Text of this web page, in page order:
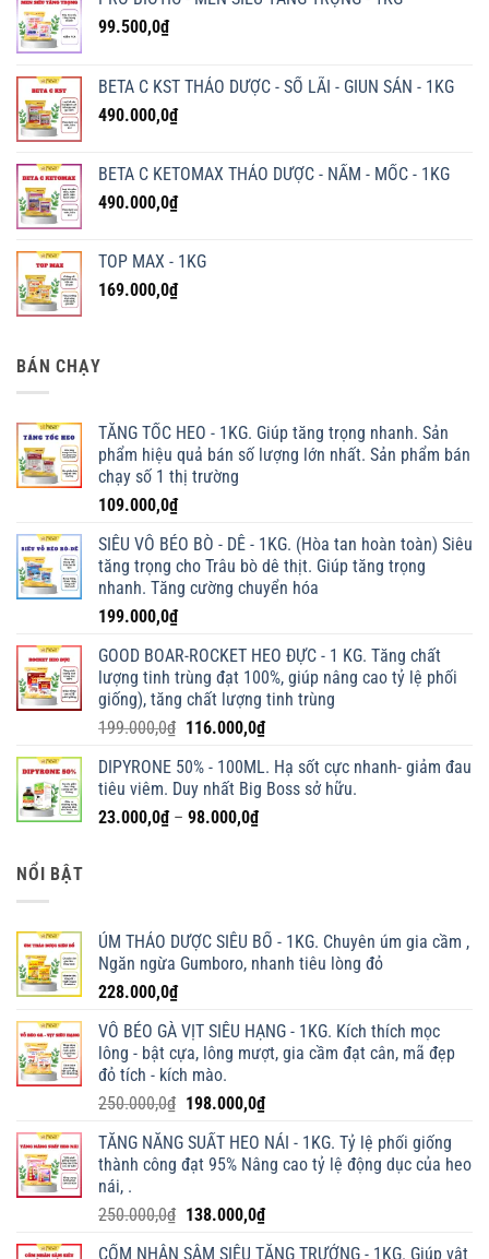
99.500,0₫
BETA C KST THẢO DƯỢC - SỔ LÃI - GIUN SÁN - 1KG
490.000,0₫
BETA C KETOMAX THẢO DƯỢC - NẤM - MỐC - 1KG
490.000,0₫
TOP MAX - 1KG
169.000,0₫
BÁN CHẠY
TĂNG TỐC HEO - 1KG. Giúp tăng trọng nhanh. Sản
phẩm hiệu quả bán số lượng lớn nhất. Sản phẩm bán
chạy số 1 thị trường
109.000,0₫
SIÊU VỖ BÉO BÒ - DÊ - 1KG. (Hòa tan hoàn toàn) Siêu
tăng trọng cho Trâu bò dê thịt. Giúp tăng trọng
nhanh. Tăng cường chuyển hóa
199.000,0₫
GOOD BOAR-ROCKET HEO ĐỰC - 1 KG. Tăng chất
lượng tinh trùng đạt 100%, giúp nâng cao tỷ lệ phối
giống), tăng chất lượng tinh trùng
199.000,0₫ Giá
là:
199.000,0₫.
116.000,0₫Giá
tại
là:
DIPYRONE 50% - 100ML. Hạ sốt cực nhanh- giảm đau
tiêu viêm. Duy nhất Big Boss sở hữu.
23.000,0₫ – 98.000,0₫Khoảng
98.000,0₫
NỔI BẬT
ÚM THẢO DƯỢC SIÊU BỔ - 1KG. Chuyên úm gia cầm ,
Ngăn ngừa Gumboro, nhanh tiêu lòng đỏ
228.000,0₫
VỖ BÉO GÀ VỊT SIÊU HẠNG - 1KG. Kích thích mọc
lông - bật cựa, lông mượt, gia cầm đạt cân, mã đẹp
đỏ tích - kích mào.
250.000,0₫ Giá
là:
250.000,0₫.
198.000,0₫Giá
tại
là:
TĂNG NĂNG SUẤT HEO NÁI - 1KG. Tỷ lệ phối giống
thành công đạt 95% Nâng cao tỷ lệ động dục của heo
nái, .
250.000,0₫ Giá
138.000,0₫Giá
CỐM NHÂN SÂM SIÊU TĂNG TRƯỞNG - 1KG. Giúp vật